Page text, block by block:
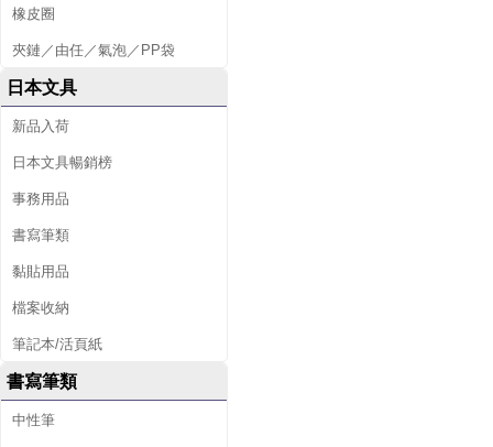
橡皮圈
夾鏈／由任／氣泡／PP袋
日本文具
新品入荷
日本文具暢銷榜
事務用品
書寫筆類
黏貼用品
檔案收納
筆記本/活頁紙
書寫筆類
中性筆